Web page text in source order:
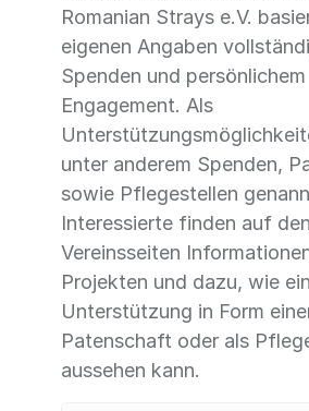
Romanian Strays e.V.
eigenen Angaben
Spenden und persönlichem
Engagement. Als
unter anderem Spenden,
sowie Pflegestellen
Interessierte finden auf den
Vereinsseiten
Projekten und dazu, wie
Unterstützung in Form
Patenschaft oder als
aussehen kann.